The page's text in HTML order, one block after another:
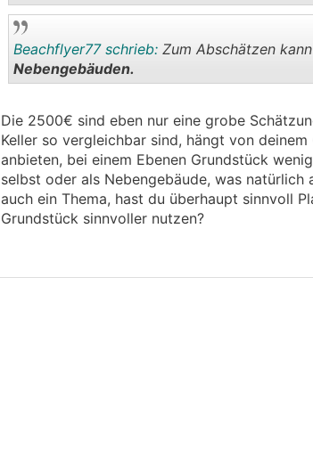
Beachflyer77 schrieb:Zum Abschätzen
Nebengebäuden.
Die 2500€ sind eben nur eine grobe
Keller so vergleichbar sind, hängt von
anbieten, bei einem Ebenen Grundstück
selbst oder als Nebengebäude, was
auch ein Thema, hast du überhaupt sinnvoll
Grundstück sinnvoller nutzen?